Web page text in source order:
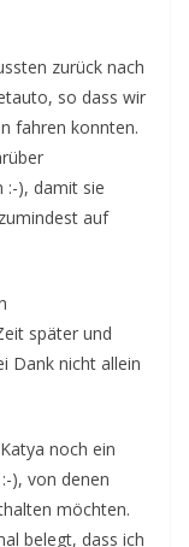
zurück nach
so dass wir
fahren konnten.
:-), damit sie
auf
später und
Dank nicht allein
noch ein
), von denen
möchten.
belegt, dass ich